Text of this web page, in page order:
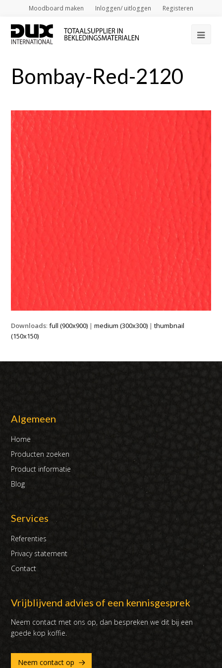
Moodboard maken Inloggen/ uitloggen Registeren
Bombay-Red-2120
Downloads:full (900x900) |medium (300x300) |thumbnail
(150x150)
Algemeen
Home
Producten zoeken
Product informatie
Blog
Services
Referenties
Privacy statement
Contact
Vrijblijvend advies of een kennisgesprek
Neem contact met ons op, dan bespreken we dit bij een
goede kop koffie.
Neem contact op